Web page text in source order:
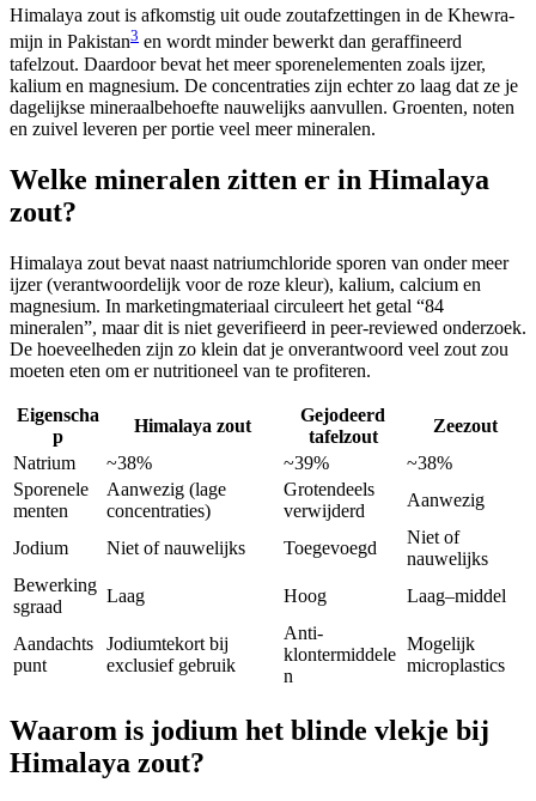
Himalaya zout is afkomstig uit oude zoutafzettingen in de Khewra-
mijn in Pakistan3 en wordt minder bewerkt dan geraffineerd
tafelzout. Daardoor bevat het meer sporenelementen zoals ijzer,
kalium en magnesium. De concentraties zijn echter zo laag dat ze je
dagelijkse mineraalbehoefte nauwelijks aanvullen. Groenten, noten
en zuivel leveren per portie veel meer mineralen.
Welke mineralen zitten er in Himalaya
zout?
Himalaya zout bevat naast natriumchloride sporen van onder meer
ijzer (verantwoordelijk voor de roze kleur), kalium, calcium en
magnesium. In marketingmateriaal circuleert het getal “84
mineralen”, maar dit is niet geverifieerd in peer-reviewed onderzoek.
De hoeveelheden zijn zo klein dat je onverantwoord veel zout zou
moeten eten om er nutritioneel van te profiteren.
Eigenscha
p
Himalaya zout
Gejodeerd
tafelzout
Zeezout
Natrium
~38% ~39%
~38%
Sporenele
menten
Aanwezig (lage
concentraties)
Grotendeels
verwijderd
Aanwezig
Jodium Niet of nauwelijks Toegevoegd
Niet of
nauwelijks
Bewerking
sgraad
Laag Hoog Laag–middel
Aandachts
punt
Jodiumtekort bij
exclusief gebruik
Anti-
klontermiddele
n
Mogelijk
microplastics
Waarom is jodium het blinde vlekje bij
Himalaya zout?